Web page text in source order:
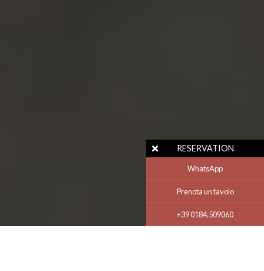
RESERVATION
WhatsApp
Prenota un tavolo
+39 0184.509060